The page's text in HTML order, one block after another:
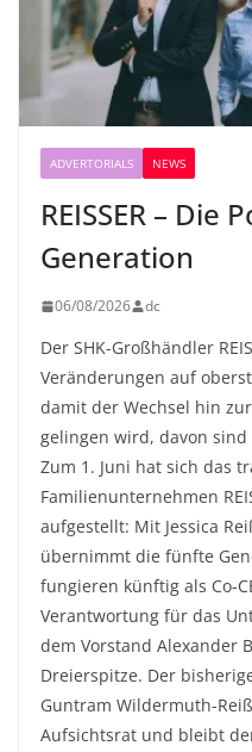
ADVERTORIALS NEWS
REISSER –
Generation
06/08/2026 dc
Der SHK-Großhändler
Veränderungen auf
damit der Wechsel hin
gelingen wird, davon
Zum 1. Juni hat sich das
Familienunternehmen
aufgestellt: Mit Jessica
übernimmt die fünfte
fungieren künftig als Co-
Verantwortung für das
dem Vorstand Alexander
Dreierspitze. Der
Guntram Wildermuth-
Aufsichtsrat und bleibt